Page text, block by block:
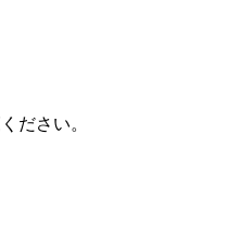
ださい。